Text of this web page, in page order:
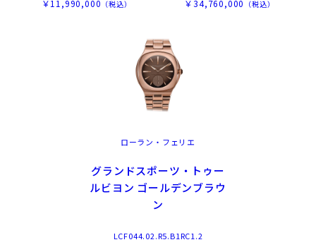
￥11,990,000 （税込） ￥34,760,000 （税込）
ローラン・フェリエ
グランドスポーツ・トゥー
ルビヨン ゴールデンブラウ
ン
LCF044.02.R5.B1RC1.2